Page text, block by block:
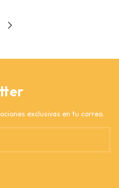
exclusivas en tu correo.